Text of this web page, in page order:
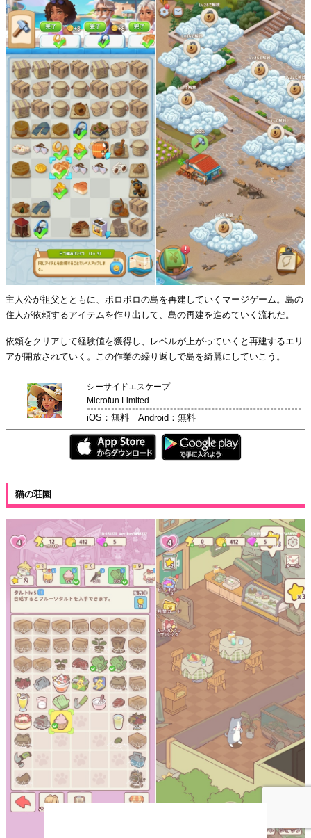
主人公が祖父とともに、ボロボロの島を再建していくマージゲーム。島の
住人が依頼するアイテムを作り出して、島の再建を進めていく流れだ。
依頼をクリアして経験値を獲得し、レベルが上がっていくと再建するエリ
アが開放されていく。この作業の繰り返しで島を綺麗にしていこう。
シーサイドエスケープ
Microfun Limited
iOS：無料 Android：無料
猫の荘園